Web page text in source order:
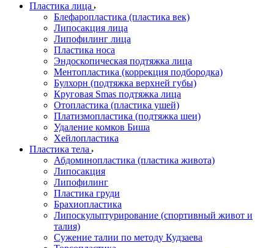
Пластика лица
Блефаропластика (пластика век)
Липосакция лица
Липофилинг лица
Пластика носа
Эндоскопическая подтяжка лица
Ментопластика (коррекция подбородка)
Булхорн (подтяжка верхней губы)
Круговая Smas подтяжка лица
Отопластика (пластика ушей)
Платизмопластика (подтяжка шеи)
Удаление комков Биша
Хейлопластика
Пластика тела
Абдоминопластика (пластика живота)
Липосакция
Липофилинг
Пластика груди
Брахиопластика
Липоскульптурирование (спортивный живот и
талия)
Сужение талии по методу Кудзаева